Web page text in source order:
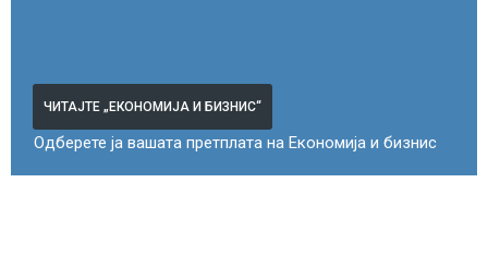
ЧИТАЈТЕ „ЕКОНОМИЈА И БИЗНИС“
Одберете ја вашата претплата на Економија и бизнис